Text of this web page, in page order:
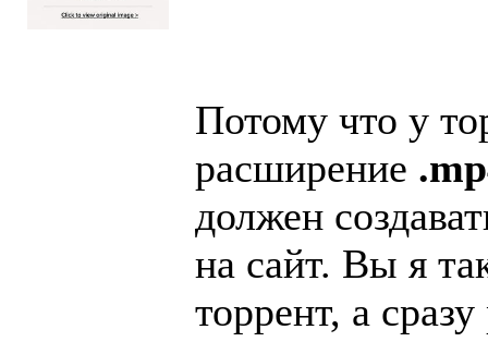
Потому что у
расширение
должен
на сайт. Вы я
торрент, а